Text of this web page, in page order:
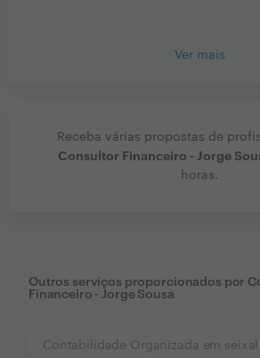
Ver mais
Receba várias propostas de
Consultor Financeiro - Jorge
horas.
Outros serviços proporcionados por
Financeiro - Jorge Sousa
Contabilidade Organizada em seixal